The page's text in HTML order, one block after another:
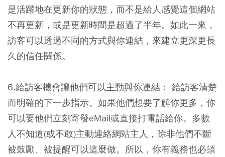
是活躍地在更新你的狀態，而不是給人感覺這個網站
不再更新，或是更新時間是超過了半年。如此一來，
訪客可以透過不同的方式與你連結，來建立更深更長
久的信任關係。
6.給訪客機會讓他們可以主動與你連結： 給訪客清楚
而明確的下一步指示。如果他們想要了解你更多，你
可以要他們立刻寄發eMail或直接打電話給你。多數
人不知道(或不敢)主動連絡網站主人，除非他們不斷
被鼓勵、被提醒可以這麼做。所以，你有義務也必須